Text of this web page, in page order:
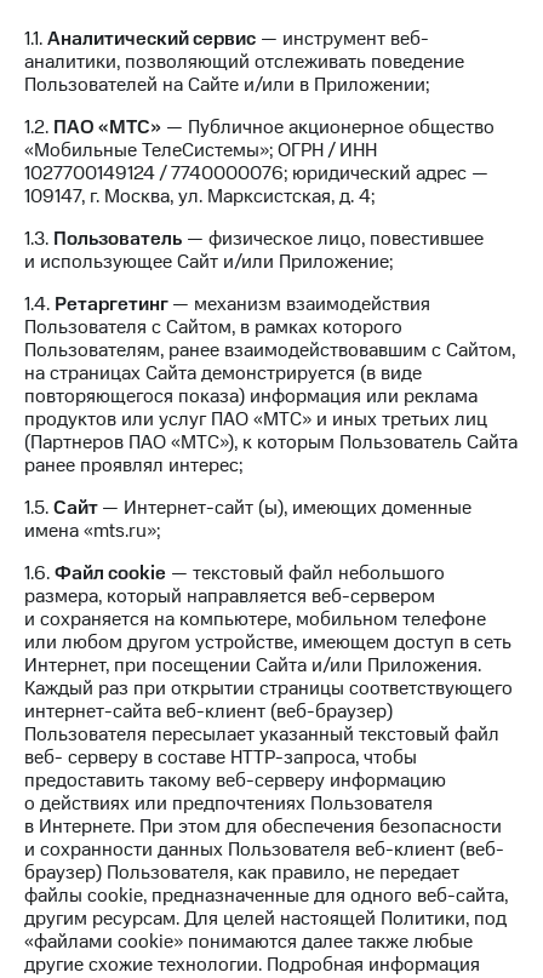
Оформить
eSIM
карта
для
иностранцев
чистый
номер
Выбрать
красивый
номер
Заменить
SIM-
карту
Перейти
на
Для дома
Выберите
и подключите
ТВ
с выгодным
тарифом
Тарифы
Интернет,
ТВ и телефон
для дома
Услуги
Акции
МТС
Деньги
Выберите
и подключите
ТВ
с выгодным
тарифом
Тарифы
Интернет,
ТВ и телефон
для дома
Услуги
Личный
кабинет
интернета
и
ТВ
Личный
кабинет
спутникового
ТВ
Скачать
приложение
Мой
МТС
Акции
МТС
Premium
Подписка
на гигабайты
интернета,
фильмы,
1.1.Аналитический сервис — инструмент веб-
аналитики, позволяющий отслеживать поведение
Пользователей на Сайте и/или в Приложении;
1.2. ПАО «МТС» — Публичное акционерное общество
«Мобильные ТелеСистемы»; ОГРН / ИНН
1027700149124 / 7740000076; юридический адрес —
109147, г. Москва, ул. Марксистская, д. 4;
1.3. Пользователь — физическое лицо, повестившее
и использующее Сайт и/или Приложение;
1.4. Ретаргетинг— механизм взаимодействия
Пользователя с Сайтом, в рамках которого
Пользователям, ранее взаимодействовавшим с Сайтом,
на страницах Сайта демонстрируется (в виде
повторяющегося показа) информация или реклама
продуктов или услуг ПАО «МТС» и иных третьих лиц
(Партнеров ПАО «МТС»), к которым Пользователь Сайта
ранее проявлял интерес;
1.5.Сайт— Интернет-сайт (ы), имеющих доменные
имена «mts.ru»;
1.6.Файл сookie — текстовый файл небольшого
размера, который направляется веб-сервером
и сохраняется на компьютере, мобильном телефоне
или любом другом устройстве, имеющем доступ в сеть
Интернет, при посещении Сайта и/или Приложения.
Каждый раз при открытии страницы соответствующего
интернет-сайта веб-клиент (веб-браузер)
Пользователя пересылает указанный текстовый файл
веб- серверу в составе HTTP-запроса, чтобы
предоставить такому веб-серверу информацию
о действиях или предпочтениях Пользователя
в Интернете. При этом для обеспечения безопасности
и сохранности данных Пользователя веб-клиент (веб-
браузер) Пользователя, как правило, не передает
файлы cookie, предназначенные для одного веб-сайта,
другим ресурсам. Для целей настоящей Политики, под
«файлами cookie» понимаются далее также любые
другие схожие технологии. Подробная информация